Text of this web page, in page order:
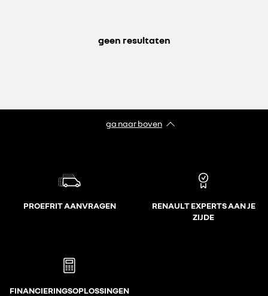
geen resultaten
ga naar boven
PROEFRIT AANVRAGEN
RENAULT EXPERTS AAN JE
ZIJDE
FINANCIERINGSOPLOSSINGEN